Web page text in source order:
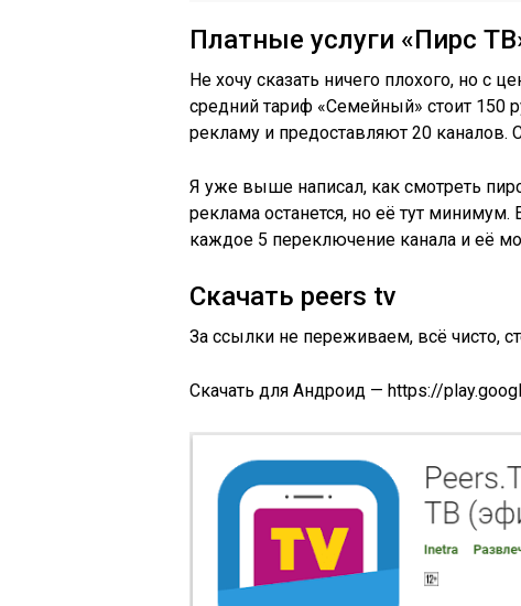
Платные услуги «Пирс
Не хочу сказать ничего плохого, но с
средний тариф «Семейный» стоит 150
рекламу и предоставляют 20 каналов.
Я уже выше написал, как смотреть
реклама останется, но её тут
каждое 5 переключение канала и её
Скачать peers tv
За ссылки не переживаем, всё чисто,
Скачать для Андроид — https://